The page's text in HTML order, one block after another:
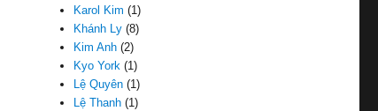
Karol Kim (1)
Khánh Ly (8)
Kim Anh (2)
Kyo York (1)
Lệ Quyên (1)
Lệ Thanh (1)